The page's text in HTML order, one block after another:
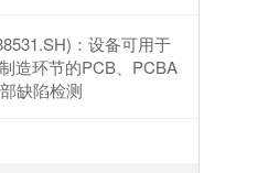
：设备可用于
造环节的PCB、PCBA
缺陷检测